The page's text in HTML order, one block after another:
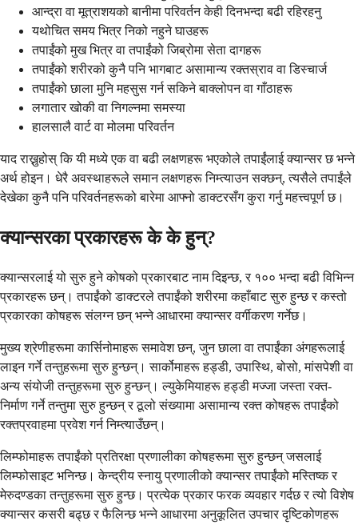
आन्द्रा वा मूत्राशयको बानीमा परिवर्तन केही दिनभन्दा बढी रहिरहनु
यथोचित समय भित्र निको नहुने घाउहरू
तपाईंको मुख भित्र वा तपाईंको जिब्रोमा सेता दागहरू
तपाईंको शरीरको कुनै पनि भागबाट असामान्य रक्तस्राव वा डिस्चार्ज
तपाईंको छाला मुनि महसुस गर्न सकिने बाक्लोपन वा गाँठाहरू
लगातार खोकी वा निगल्नमा समस्या
हालसालै वार्ट वा मोलमा परिवर्तन
याद राख्नुहोस् कि यी मध्ये एक वा बढी लक्षणहरू भएकोले तपाईंलाई क्यान्सर छ भन्ने
अर्थ होइन। धेरै अवस्थाहरूले समान लक्षणहरू निम्त्याउन सक्छन्, त्यसैले तपाईंले
देखेका कुनै पनि परिवर्तनहरूको बारेमा आफ्नो डाक्टरसँग कुरा गर्नु महत्त्वपूर्ण छ।
क्यान्सरका प्रकारहरू के के हुन्?
क्यान्सरलाई यो सुरु हुने कोषको प्रकारबाट नाम दिइन्छ, र १०० भन्दा बढी विभिन्न
प्रकारहरू छन्। तपाईंको डाक्टरले तपाईंको शरीरमा कहाँबाट सुरु हुन्छ र कस्तो
प्रकारका कोषहरू संलग्न छन् भन्ने आधारमा क्यान्सर वर्गीकरण गर्नेछ।
मुख्य श्रेणीहरूमा कार्सिनोमाहरू समावेश छन्, जुन छाला वा तपाईंका अंगहरूलाई
लाइन गर्ने तन्तुहरूमा सुरु हुन्छन्। सार्कोमाहरू हड्डी, उपास्थि, बोसो, मांसपेशी वा
अन्य संयोजी तन्तुहरूमा सुरु हुन्छन्। ल्युकेमियाहरू हड्डी मज्जा जस्ता रक्त-
निर्माण गर्ने तन्तुमा सुरु हुन्छन् र ठूलो संख्यामा असामान्य रक्त कोषहरू तपाईंको
रक्तप्रवाहमा प्रवेश गर्न निम्त्याउँछन्।
लिम्फोमाहरू तपाईंको प्रतिरक्षा प्रणालीका कोषहरूमा सुरु हुन्छन् जसलाई
लिम्फोसाइट भनिन्छ। केन्द्रीय स्नायु प्रणालीको क्यान्सर तपाईंको मस्तिष्क र
मेरुदण्डका तन्तुहरूमा सुरु हुन्छ। प्रत्येक प्रकार फरक व्यवहार गर्दछ र त्यो विशेष
क्यान्सर कसरी बढ्छ र फैलिन्छ भन्ने आधारमा अनुकूलित उपचार दृष्टिकोणहरू